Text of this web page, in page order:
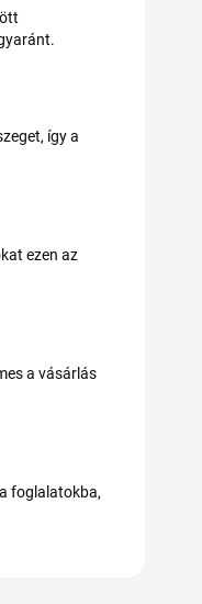
így a
ezen az
a vásárlás
foglalatokba,